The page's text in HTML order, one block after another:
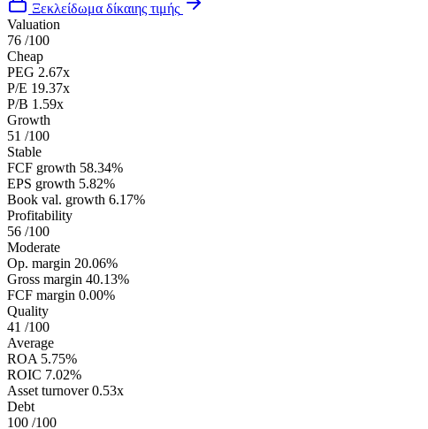
Ξεκλείδωμα δίκαιης τιμής
Valuation
76 /100
Cheap
PEG 2.67x
P/E 19.37x
P/B 1.59x
Growth
51 /100
Stable
FCF growth 58.34%
EPS growth 5.82%
Book val. growth 6.17%
Profitability
56 /100
Moderate
Op. margin 20.06%
Gross margin 40.13%
FCF margin 0.00%
Quality
41 /100
Average
ROA 5.75%
ROIC 7.02%
Asset turnover 0.53x
Debt
100 /100